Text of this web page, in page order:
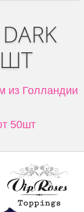
из Голландии
50шт